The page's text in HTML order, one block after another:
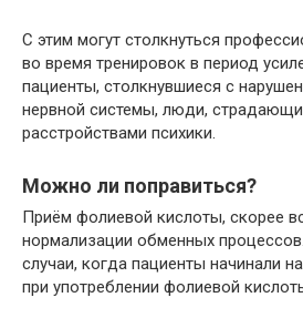
С этим могут столкнуться
во время тренировок в период
пациенты, столкнувшиеся с
нервной системы, люди,
расстройствами психики.
Можно ли поправиться?
Приём фолиевой кислоты, скорее
нормализации обменных
случаи, когда пациенты начинали
при употреблении фолиевой